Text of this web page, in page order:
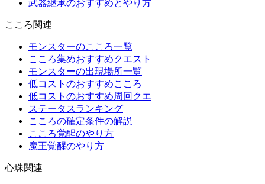
武器継承のおすすめとやり方
こころ関連
モンスターのこころ一覧
こころ集めおすすめクエスト
モンスターの出現場所一覧
低コストのおすすめこころ
低コストのおすすめ周回クエ
ステータスランキング
こころの確定条件の解説
こころ覚醒のやり方
魔王覚醒のやり方
心珠関連